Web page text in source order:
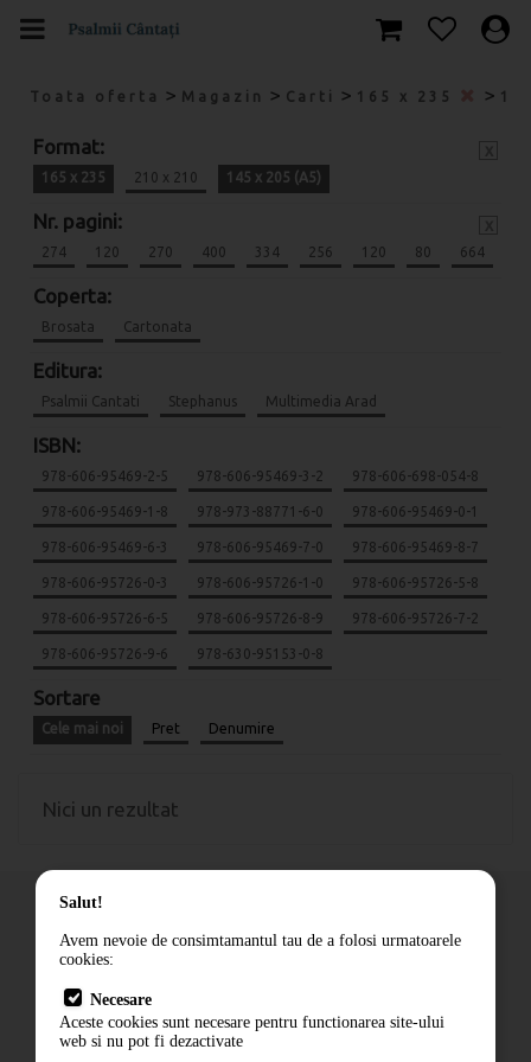
Toata oferta > Magazin > Carti > 165 x 235 >
Format:
165 x 235 210 x 210 145 x 205 (A5)
Nr. pagini:
274 120 270 400 334 256 120 80 664
Coperta:
Brosata Cartonata
Editura:
Psalmii Cantati Stephanus Multimedia Arad
ISBN:
978-606-95469-2-5 978-606-95469-3-2 978-606-698-054-8
978-606-95469-1-8 978-973-88771-6-0 978-606-95469-0-1
978-606-95469-6-3 978-606-95469-7-0 978-606-95469-8-7
978-606-95726-0-3 978-606-95726-1-0 978-606-95726-5-8
978-606-95726-6-5 978-606-95726-8-9 978-606-95726-7-2
978-606-95726-9-6 978-630-95153-0-8
Sortare
Cele mai noi Pret Denumire
Nici un rezultat
Cum comand
Livrare
Contact
Salut!
Avem nevoie de consimtamantul tau de a folosi urmatoarele
cookies:
Necesare
Aceste cookies sunt necesare pentru functionarea site-ului
web si nu pot fi dezactivate